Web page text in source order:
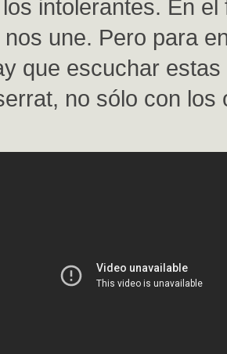
intolerantes. En el
une. Pero para
que escuchar
no sólo con los